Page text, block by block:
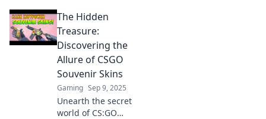
The Hidden
Treasure:
Discovering the
Allure of CSGO
Souvenir Skins
Gaming Sep 9, 2025
Unearth the secret
world of CS:GO